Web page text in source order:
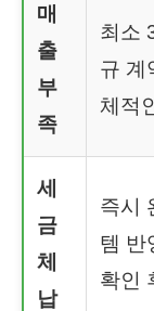
매
출
부
족
최소
규 계
체적
세
금
체
납
즉시
템 반
확인